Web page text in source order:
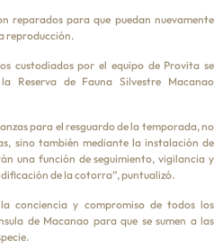
reparados para que puedan nuevamente
reproducción.
custodiados por el equipo de Provita se
Reserva de Fauna Silvestre Macanao
para el resguardo de la temporada, no
sino también mediante la instalación de
una función de seguimiento, vigilancia y
de la cotorra”, puntualizó.
conciencia y compromiso de todos los
de Macanao para que se sumen a las